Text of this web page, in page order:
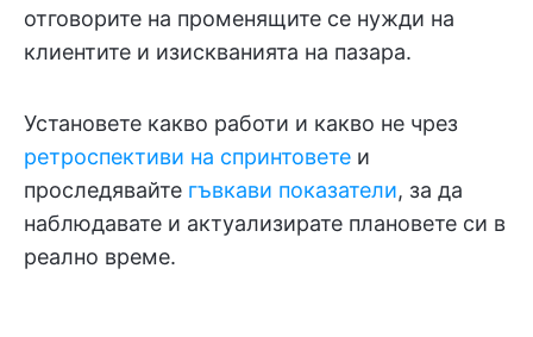
отговорите на променящите се нужди на
клиентите и изискванията на пазара.
Установете какво работи и какво не чрез
ретроспективи на спринтовете и
проследявайте гъвкави показатели, за да
наблюдавате и актуализирате плановете си в
реално време.